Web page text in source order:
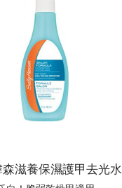
滋養保濕護甲去光水